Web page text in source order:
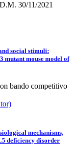
30/11/2021
social stimuli:
mutant mouse model of
bando competitivo
mechanisms,
deficiency disorder